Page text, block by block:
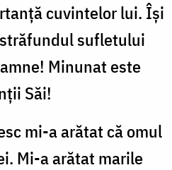
cuvintelor lui. Îşi
sufletului
Minunat este
Săi!
mi-a arătat că omul
Mi-a arătat marile